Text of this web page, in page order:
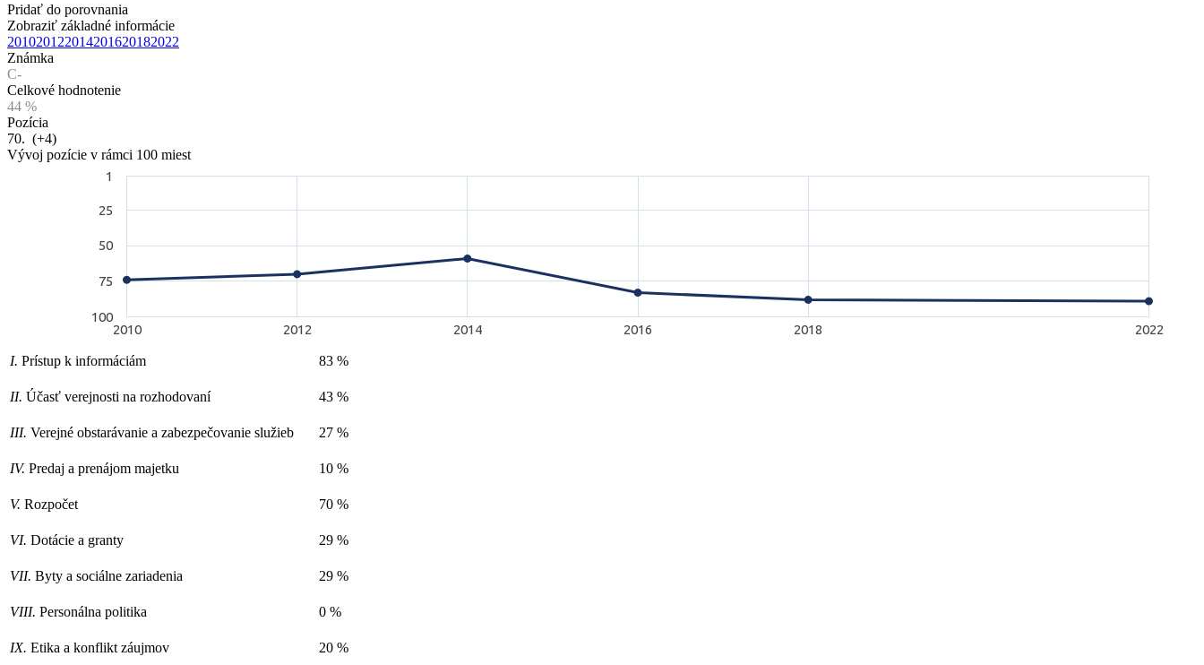
Pridať do porovnania
Zobraziť základné informácie
201020122014201620182022
Známka
C-
Celkové hodnotenie
44 %
Pozícia
70. (+4)
Vývoj pozície v rámci 100 miest
2010 2012 2014 2016 2018 2022
1
25
50
75
100
I. Prístup k informáciám 83 %
II. Účasť verejnosti na rozhodovaní 43 %
III. Verejné obstarávanie a zabezpečovanie služieb 27 %
IV. Predaj a prenájom majetku 10 %
V. Rozpočet 70 %
VI. Dotácie a granty 29 %
VII. Byty a sociálne zariadenia 29 %
VIII. Personálna politika 0 %
IX. Etika a konflikt záujmov 20 %